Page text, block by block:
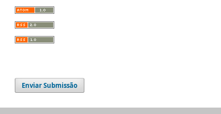
Enviar Submissão